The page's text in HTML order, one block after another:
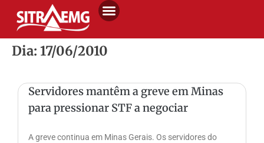
Dia: 17/06/2010
Servidores mantêm a greve em Minas
para pressionar STF a negociar
A greve continua em Minas Gerais. Os servidores do